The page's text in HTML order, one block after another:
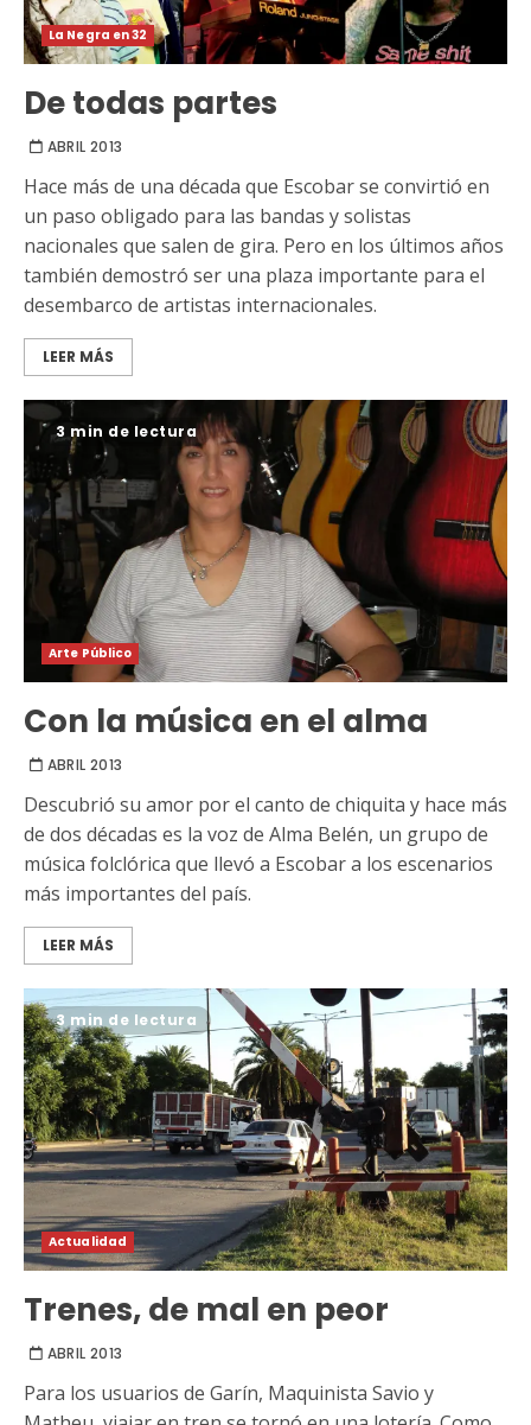
La Negra en 32
De todas partes
ABRIL 2013
Hace más de una década que Escobar se convirtió en
un paso obligado para las bandas y solistas
nacionales que salen de gira. Pero en los últimos años
también demostró ser una plaza importante para el
desembarco de artistas internacionales.
LEER MÁS
3 min de lectura
Arte Público
Con la música en el alma
ABRIL 2013
Descubrió su amor por el canto de chiquita y hace más
de dos décadas es la voz de Alma Belén, un grupo de
música folclórica que llevó a Escobar a los escenarios
más importantes del país.
LEER MÁS
3 min de lectura
Actualidad
Trenes, de mal en peor
ABRIL 2013
Para los usuarios de Garín, Maquinista Savio y